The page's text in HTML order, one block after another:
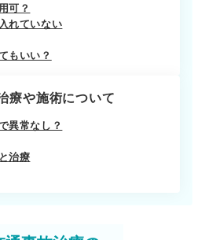
可？
れていない
もいい？
療や施術について
異常なし？
治療